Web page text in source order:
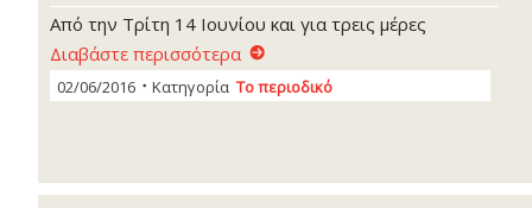
Από την Τρίτη 14 Ιουνίου και για τρεις μέρες
Διαβάστε περισσότερα
02/06/2016 Κατηγορία Το περιοδικό